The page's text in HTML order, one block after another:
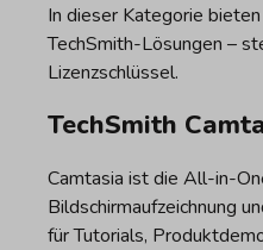
In dieser Kategorie
TechSmith-Lösungen –
Lizenzschlüssel.
TechSmith
Camtasia ist die All-in-
Bildschirmaufzeichnung
für Tutorials,